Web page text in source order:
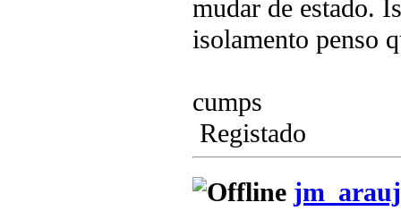
mudar de estado.
isolamento penso
cumps
Registado